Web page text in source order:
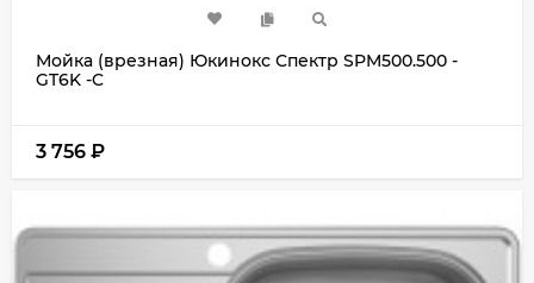
Мойка (врезная) Юкинокс Спектр SPM500.500 -
GT6K -C
3 756 ₽